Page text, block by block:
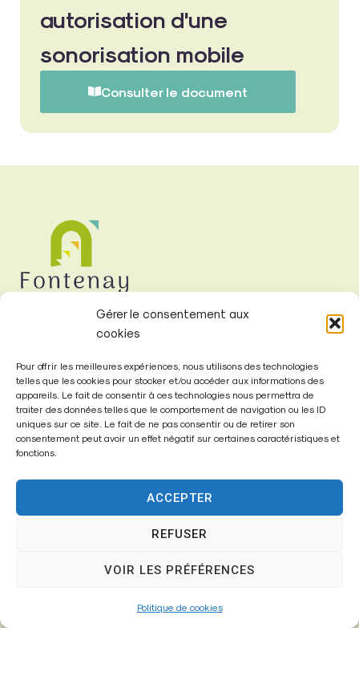
Gérer le consentement aux
cookies
Pour offrir les meilleures expériences, nous utilisons des technologies
telles que les cookies pour stocker et/ou accéder aux informations des
appareils. Le fait de consentir à ces technologies nous permettra de
traiter des données telles que le comportement de navigation ou les ID
uniques sur ce site. Le fait de ne pas consentir ou de retirer son
consentement peut avoir un effet négatif sur certaines caractéristiques et
fonctions.
ACCEPTER
REFUSER
VOIR LES PRÉFÉRENCES
Politique de cookies
autorisation d'une
sonorisation mobile
Consulter le document
Mairie de
Fontenay-Trésigny
Mairie,
77610 – Fontenay-Trésigny